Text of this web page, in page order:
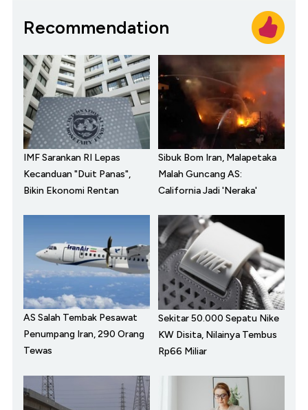
Recommendation
IMF Sarankan RI Lepas
Kecanduan "Duit Panas",
Bikin Ekonomi Rentan
Sibuk Bom Iran, Malapetaka
Malah Guncang AS:
California Jadi 'Neraka'
AS Salah Tembak Pesawat
Penumpang Iran, 290 Orang
Tewas
Sekitar 50.000 Sepatu Nike
KW Disita, Nilainya Tembus
Rp66 Miliar